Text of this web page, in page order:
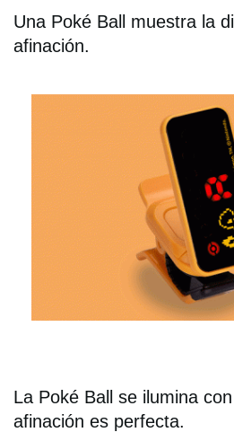
Una Poké Ball muestra la
afinación.
La Poké Ball se ilumina
afinación es perfecta.